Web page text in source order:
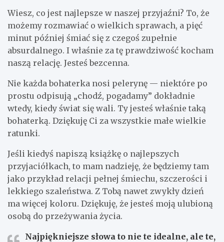
Wiesz, co jest najlepsze w naszej przyjaźni? To, że
możemy rozmawiać o wielkich sprawach, a pięć
minut później śmiać się z czegoś zupełnie
absurdalnego. I właśnie za tę prawdziwość kocham
naszą relację. Jesteś bezcenna.
Nie każda bohaterka nosi pelerynę — niektóre po
prostu odpisują „chodź, pogadamy” dokładnie
wtedy, kiedy świat się wali. Ty jesteś właśnie taką
bohaterką. Dziękuję Ci za wszystkie małe wielkie
ratunki.
Jeśli kiedyś napiszą książkę o najlepszych
przyjaciółkach, to mam nadzieję, że będziemy tam
jako przykład relacji pełnej śmiechu, szczerości i
lekkiego szaleństwa. Z Tobą nawet zwykły dzień
ma więcej koloru. Dziękuję, że jesteś moją ulubioną
osobą do przeżywania życia.
Najpiękniejsze słowa to nie te idealne, ale te,